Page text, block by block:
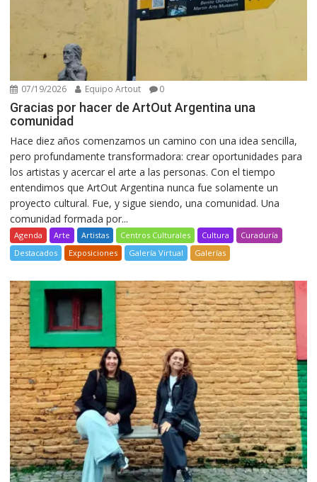
07/19/2026 Equipo Artout 0
Gracias por hacer de ArtOut Argentina una
comunidad
Hace diez años comenzamos un camino con una idea sencilla,
pero profundamente transformadora: crear oportunidades para
los artistas y acercar el arte a las personas. Con el tiempo
entendimos que ArtOut Argentina nunca fue solamente un
proyecto cultural. Fue, y sigue siendo, una comunidad. Una
comunidad formada por...
Agenda Arte Artistas Centros Culturales Cultura
Curaduría
Destacados
Exposiciones Galería Virtual Galerías